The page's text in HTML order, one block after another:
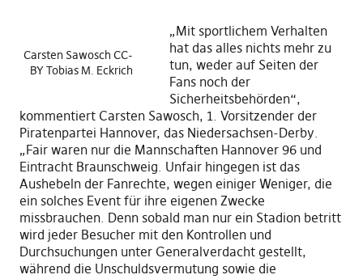
Carsten Sawosch CC-
BY Tobias M. Eckrich
„Mit sportlichem Verhalten
hat das alles nichts mehr zu
tun, weder auf Seiten der
Fans noch der
Sicherheitsbehörden“,
kommentiert Carsten Sawosch, 1. Vorsitzender der
Piratenpartei Hannover, das Niedersachsen-Derby.
„Fair waren nur die Mannschaften Hannover 96 und
Eintracht Braunschweig. Unfair hingegen ist das
Aushebeln der Fanrechte, wegen einiger Weniger, die
ein solches Event für ihre eigenen Zwecke
missbrauchen. Denn sobald man nur ein Stadion betritt
wird jeder Besucher mit den Kontrollen und
Durchsuchungen unter Generalverdacht gestellt,
während die Unschuldsvermutung sowie die